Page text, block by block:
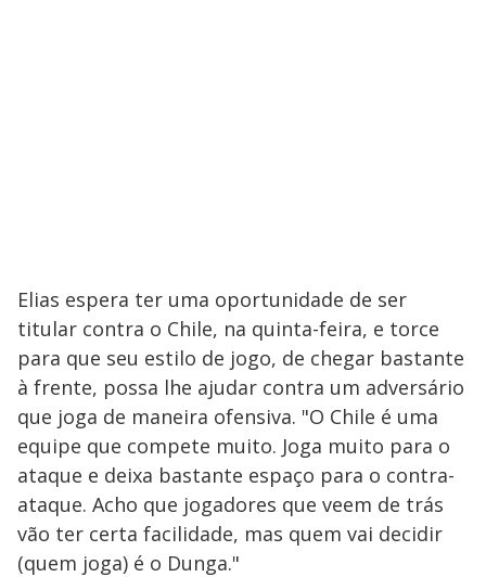
Elias espera ter uma oportunidade de ser
titular contra o Chile, na quinta-feira, e torce
para que seu estilo de jogo, de chegar bastante
à frente, possa lhe ajudar contra um adversário
que joga de maneira ofensiva. "O Chile é uma
equipe que compete muito. Joga muito para o
ataque e deixa bastante espaço para o contra-
ataque. Acho que jogadores que veem de trás
vão ter certa facilidade, mas quem vai decidir
(quem joga) é o Dunga."